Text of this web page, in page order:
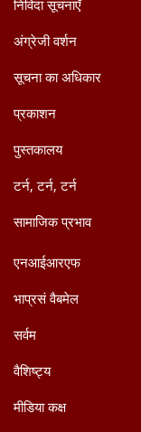
निविदा सूचनाएँ
अंग्रेजी वर्शन
सूचना का अधिकार
प्रकाशन
पुस्तकालय
टर्न, टर्न, टर्न
सामाजिक प्रभाव
एनआईआरएफ
भाप्रसं वैबमेल
सर्वम
वैशिष्ट्य
मीडिया कक्ष